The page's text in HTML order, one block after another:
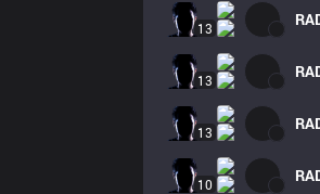
13
13
13
10